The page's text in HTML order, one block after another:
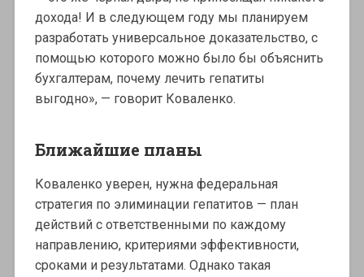
дохода! И в следующем году мы планируем
разработать универсальное доказательство, с
помощью которого можно было бы объяснить
бухгалтерам, почему лечить гепатиты
выгодно», — говорит Коваленко.
Ближайшие планы
Коваленко уверен, нужна федеральная
стратегия по элиминации гепатитов — план
действий с ответственными по каждому
направлению, критериями эффективности,
сроками и результатами. Однако такая